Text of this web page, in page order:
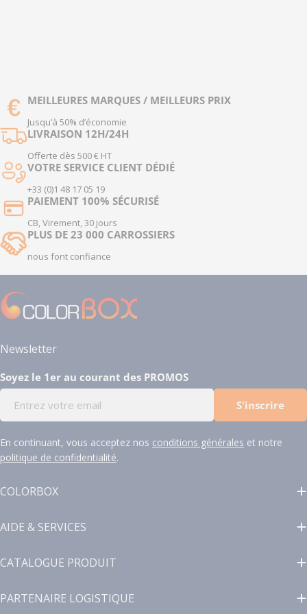
MEILLEURES MARQUES / MEILLEURS PRIX
Jusqu’à 50% d’économie
LIVRAISON 12H/24H
Offerte dès 500 € HT
VOTRE SERVICE CLIENT DÉDIÉ
+33 (0)1 48 17 05 19
PAIEMENT 100% SÉCURISÉ
CB, Virement, 30 jours
PLUS DE 23 000 CARROSSIERS
nous font confiance
Newsletter
Soyez le 1er au courant des PROMOS
mail
S'inscrire
En continuant, vous acceptez nos conditions générales et notre
politique de confidentialité.
COLORBOX
AIDE & SERVICES
CATALOGUE PRODUIT
PARTENAIRE LOGISTIQUE